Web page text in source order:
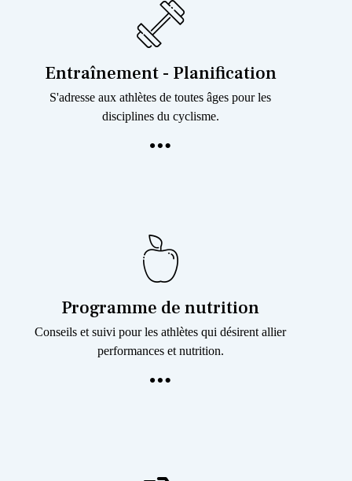
Entraînement - Planification
S'adresse aux athlètes de toutes âges pour les
disciplines du cyclisme.
Programme de nutrition
Conseils et suivi pour les athlètes qui désirent allier
performances et nutrition.